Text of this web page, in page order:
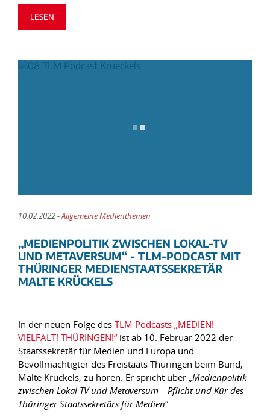
LESEN
10.02.2022 -Allgemeine Medienthemen
„MEDIENPOLITIK ZWISCHEN LOKAL-TV
UND METAVERSUM“ - TLM-PODCAST MIT
THÜRINGER MEDIENSTAATSSEKRETÄR
MALTE KRÜCKELS
In der neuen Folge des TLM Podcasts „MEDIEN!
VIELFALT! THÜRINGEN!“ ist ab 10. Februar 2022 der
Staatssekretär für Medien und Europa und
Bevollmächtigter des Freistaats Thüringen beim Bund,
Malte Krückels, zu hören. Er spricht über „Medienpolitik
zwischen Lokal-TV und Metaversum – Pflicht und Kür des
Thüringer Staatssekretärs für Medien“.